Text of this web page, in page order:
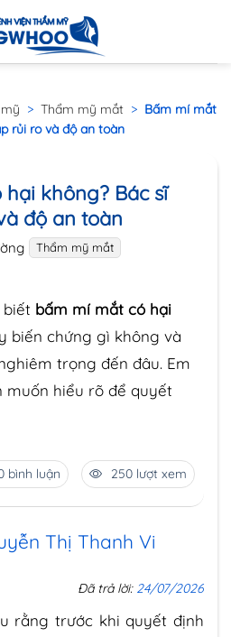
> Thẩm mỹ mắt > Bấm mí mắt
rủi ro và độ an toàn
không? Bác sĩ
độ an toàn
Thẩm mỹ mắt
biết bấm mí mắt có hại
biến chứng gì không và
trọng đến đâu. Em
muốn hiểu rõ để quyết
bình luận 250 lượt xem
Thị Thanh Vi
Đã trả lời: 24/07/2026
rằng trước khi quyết định